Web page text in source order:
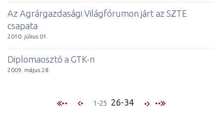
Az Agrárgazdasági Világfórumon járt az SZTE
csapata
2010. július 01.
Diplomaosztó a GTK-n
2009. május 28.
1-25 26-34